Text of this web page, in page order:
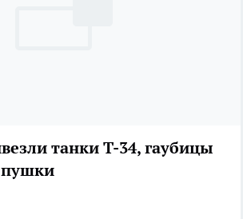
танки Т-34, гаубицы